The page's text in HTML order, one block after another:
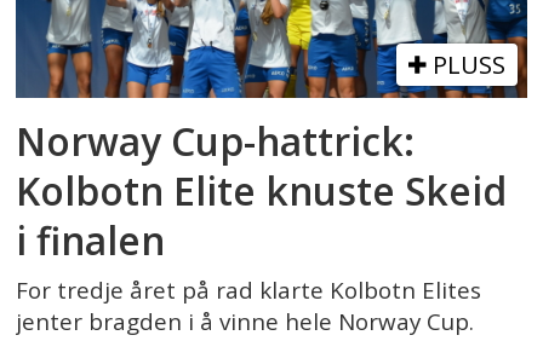
PLUSS
Norway Cup-hattrick:
Kolbotn Elite knuste Skeid
i finalen
For tredje året på rad klarte Kolbotn Elites
jenter bragden i å vinne hele Norway Cup.